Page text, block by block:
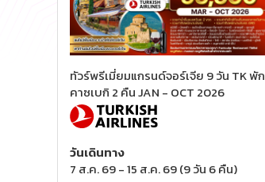
ทัวร์พรีเมี่ยมแกรนด์จอร์เจีย 9 วัน TK พัก
คาซเบกิ 2 คืน JAN - OCT 2026
วันเดินทาง
7 ส.ค. 69-15 ส.ค. 69(9 วัน 6 คืน)